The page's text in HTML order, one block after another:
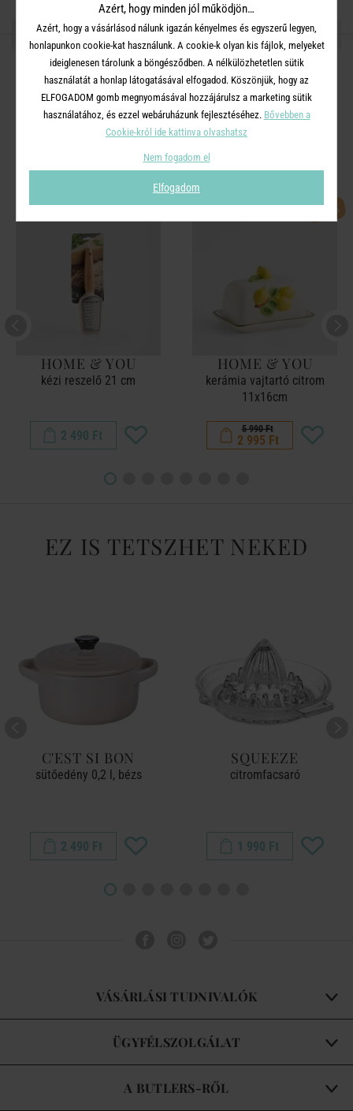
OSZD MEG MÁSOKKAL!
A TERMÉKCSALÁD TOVÁBBI
TERMÉKEI
HOME & YOU
kézi reszelő 21 cm
2 490 Ft
-50%
HOME & YOU
kerámia vajtartó citrom
11x16cm
5 990 Ft
2 995 Ft
EZ IS TETSZHET NEKED
C'EST SI BON
sütőedény 0,2 l, bézs
2 490 Ft
SQUEEZE
citromfacsaró
1 990 Ft
VÁSÁRLÁSI TUDNIVALÓK
ÜGYFÉLSZOLGÁLAT
A BUTLERS-RŐL
Azért, hogy minden jól működjön…
Azért, hogy a vásárlásod nálunk igazán kényelmes és egyszerű legyen,
honlapunkon cookie-kat használunk. A cookie-k olyan kis fájlok, melyeket
ideiglenesen tárolunk a böngésződben. A nélkülözhetetlen sütik
használatát a honlap látogatásával elfogadod. Köszönjük, hogy az
ELFOGADOM gomb megnyomásával hozzájárulsz a marketing sütik
használatához, és ezzel webáruházunk fejlesztéséhez. Bővebben a
Cookie-król ide kattinva olvashatsz
Nem fogadom el
Elfogadom